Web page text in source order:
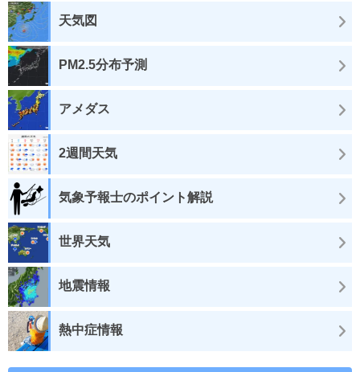
天気図
PM2.5分布予測
アメダス
2週間天気
気象予報士のポイント解説
世界天気
地震情報
熱中症情報